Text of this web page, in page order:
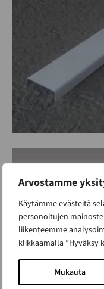
Arvostamme
Käytämme evästeitä
personoitujen
liikenteemme
klikkaamalla ”Hyväksy
Mukauta
Thermox
ALK. 39 €